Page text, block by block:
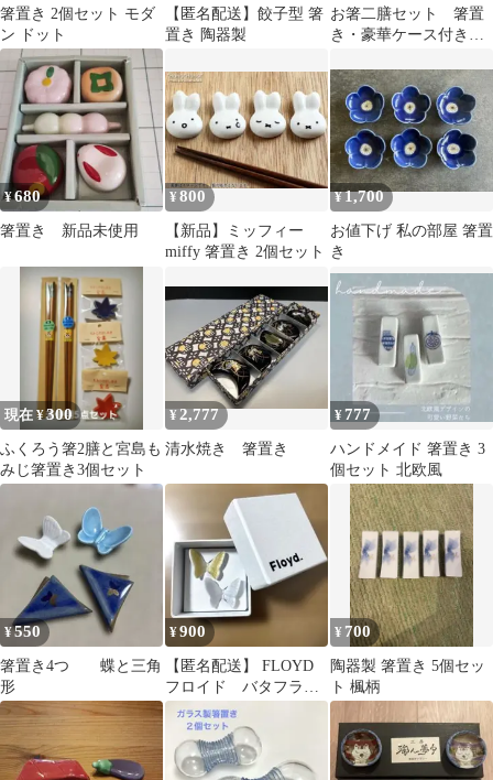
箸置き 2個セット モダ
ン ドット
【匿名配送】餃子型 箸
置き 陶器製
お箸二膳セット 箸置
き・豪華ケース付き
¥680
箸置き 新品未使用
¥800
【新品】ミッフィー
miffy 箸置き 2個セット
¥1,700
お値下げ 私の部屋 箸置
き
現在 ¥300
ふくろう箸2膳と宮島も
みじ箸置き3個セット
¥2,777
清水焼き 箸置き
¥ 777
ハンドメイド 箸置き 3
個セット 北欧風
¥550
箸置き4つ 蝶と三角
形
¥900
【匿名配送】 FLOYD
フロイド バタフラ
イ 箸置き ２個 金
¥ 700
陶器製 箸置き 5個セッ
ト 楓柄